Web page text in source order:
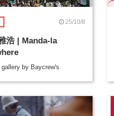
25/10/8
浩 | Manda-la
by Baycrew's